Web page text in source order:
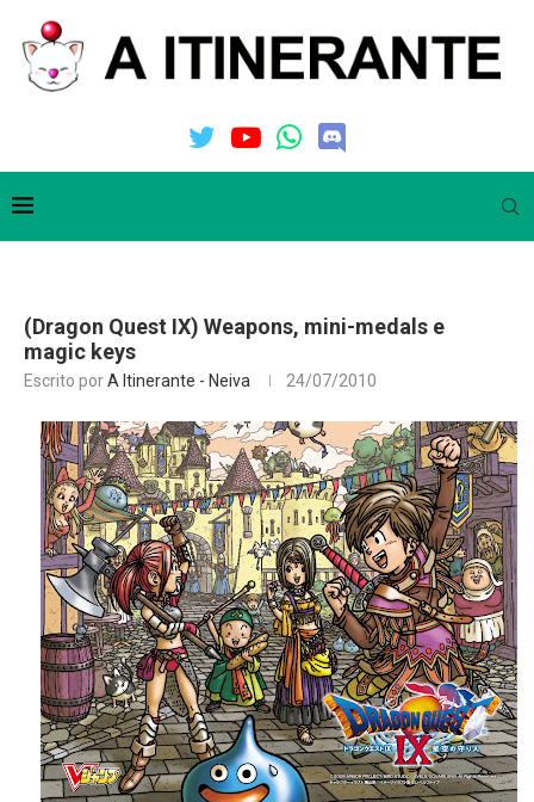
(Dragon Quest IX) Weapons, mini-medals e
magic keys
Escrito porA Itinerante - Neiva 24/07/2010